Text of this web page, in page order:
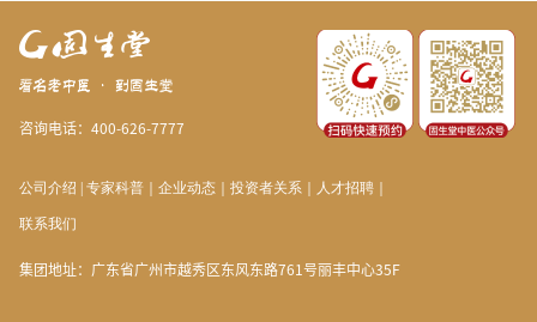
咨询电话：400-626-7777
公司介绍 专家科普 企业动态 投资者关系 人才招聘
联系我们
集团地址：广东省广州市越秀区东风东路761号丽丰中心35F